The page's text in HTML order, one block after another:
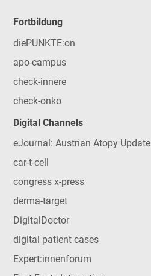
Fortbildung
diePUNKTE:on
apo-campus
check-innere
check-onko
Digital Channels
eJournal: Austrian Atopy Update
car-t-cell
congress x-press
derma-target
DigitalDoctor
digital patient cases
Expert:innenforum